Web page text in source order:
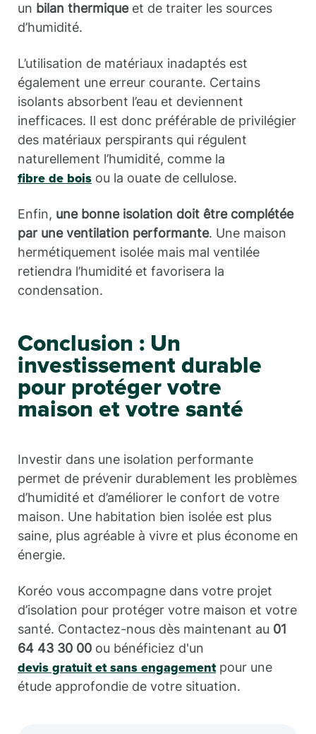
un bilan thermiqueet de traiter les sources
d’humidité.
L’utilisation de matériaux inadaptés est
également une erreur courante. Certains
isolants absorbent l’eau et deviennent
inefficaces. Il est donc préférable de privilégier
des matériaux perspirants qui régulent
naturellement l’humidité, comme la
fibre de bois ou la ouate de cellulose.
Enfin, une bonne isolation doit être complétée
par une ventilation performante. Une maison
hermétiquement isolée mais mal ventilée
retiendra l’humidité et favorisera la
condensation.
Conclusion : Un
investissement durable
pour protéger votre
maison et votre santé
Investir dans une isolation performante
permet de prévenir durablement les problèmes
d’humidité et d’améliorer le confort de votre
maison. Une habitation bien isolée est plus
saine, plus agréable à vivre et plus économe en
énergie.
Koréo vous accompagne dans votre projet
d’isolation pour protéger votre maison et votre
santé. Contactez-nous dès maintenant au 01
64 43 30 00 ou bénéficiez d'un
devis gratuit et sans engagementpour une
étude approfondie de votre situation.